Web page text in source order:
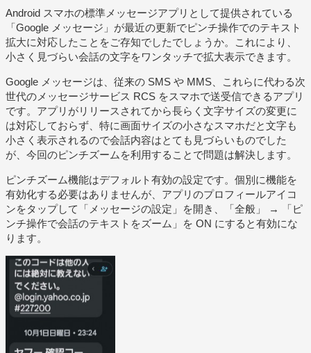
Android スマホの標準メッセージアプリとして提供されている
「Google メッセージ」が最近の更新でピンチ操作でのテキスト
拡大に対応したことをご存知でしたでしょうか。これにより、
小さく見づらい会話の文字をワンタッチで拡大表示できます。
Google メッセージは、従来の SMS や MMS、これらに代わる次
世代のメッセージサービス RCS をスマホで送受信できるアプリ
です。アプリがリリースされてから長らく文字サイズの変更に
は対応しておらず、特に画面サイズの小さなスマホだと文字も
小さく表示されるので会話内容はとても見づらいものでした
が、今回のピンチズームを利用することで問題は解決します。
ピンチズーム機能はデフォルト有効の設定です。個別に機能を
有効化する必要はありませんが、アプリのプロフィールアイコ
ンをタップして「メッセージの設定」を開き、「全般」 → 「ピ
ンチ操作で会話のテキストをズーム」を ON にすると有効にな
ります。